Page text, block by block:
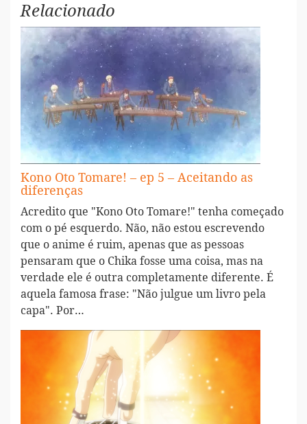
Relacionado
Kono Oto Tomare! – ep 5 – Aceitando as
diferenças
Acredito que "Kono Oto Tomare!" tenha começado
com o pé esquerdo. Não, não estou escrevendo
que o anime é ruim, apenas que as pessoas
pensaram que o Chika fosse uma coisa, mas na
verdade ele é outra completamente diferente. É
aquela famosa frase: "Não julgue um livro pela
capa". Por…